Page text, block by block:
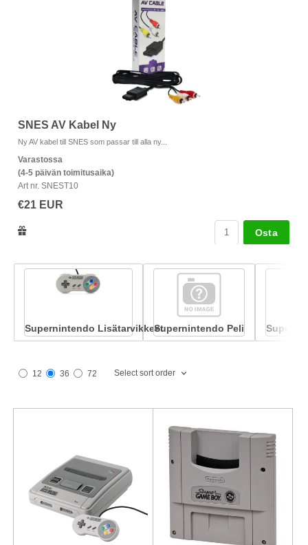
SNES AV Kabel Ny
Ny AV kabel till SNES som passar till alla ny...
Varastossa
(4-5 päivän toimitusaika)
Art nr. SNEST10
€21 EUR
Osta
Supernintendo LisätarvikkeetSupernintendo Peli
12 36 72 Select sort order